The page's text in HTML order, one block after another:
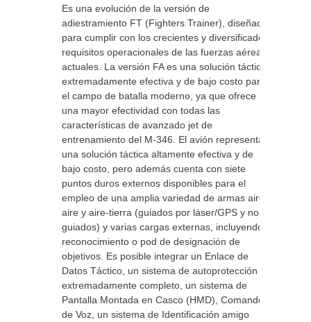
Es una evolución de la versión de
adiestramiento FT (Fighters Trainer), diseñada
para cumplir con los crecientes y diversificados
requisitos operacionales de las fuerzas aéreas
actuales. La versión FA es una solución táctica
extremadamente efectiva y de bajo costo para
el campo de batalla moderno, ya que ofrece
una mayor efectividad con todas las
características de avanzado jet de
entrenamiento del M-346. El avión representa
una solución táctica altamente efectiva y de
bajo costo, pero además cuenta con siete
puntos duros externos disponibles para el
empleo de una amplia variedad de armas aire-
aire y aire-tierra (guiados por láser/GPS y no
guiados) y varias cargas externas, incluyendo
reconocimiento o pod de designación de
objetivos. Es posible integrar un Enlace de
Datos Táctico, un sistema de autoprotección
extremadamente completo, un sistema de
Pantalla Montada en Casco (HMD), Comando
de Voz, un sistema de Identificación amigo